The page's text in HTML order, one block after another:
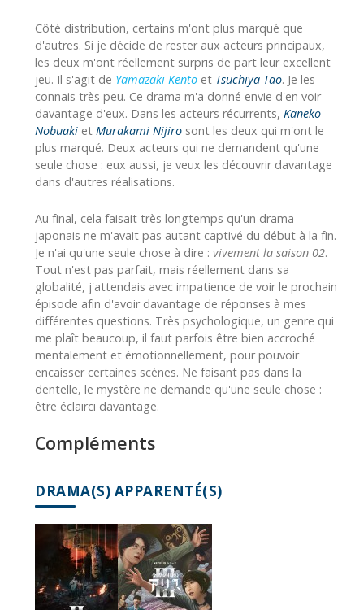
Côté distribution, certains m'ont plus marqué que
d'autres. Si je décide de rester aux acteurs principaux,
les deux m'ont réellement surpris de part leur excellent
jeu. Il s'agit de Yamazaki Kento et Tsuchiya Tao. Je les
connais très peu. Ce drama m'a donné envie d'en voir
davantage d'eux. Dans les acteurs récurrents, Kaneko
Nobuaki et Murakami Nijiro sont les deux qui m'ont le
plus marqué. Deux acteurs qui ne demandent qu'une
seule chose : eux aussi, je veux les découvrir davantage
dans d'autres réalisations.
Au final, cela faisait très longtemps qu'un drama
japonais ne m'avait pas autant captivé du début à la fin.
Je n'ai qu'une seule chose à dire : vivement la saison 02.
Tout n'est pas parfait, mais réellement dans sa
globalité, j'attendais avec impatience de voir le prochain
épisode afin d'avoir davantage de réponses à mes
différentes questions. Très psychologique, un genre qui
me plaît beaucoup, il faut parfois être bien accroché
mentalement et émotionnellement, pour pouvoir
encaisser certaines scènes. Ne faisant pas dans la
dentelle, le mystère ne demande qu'une seule chose :
être éclairci davantage.
Compléments
DRAMA(S) APPARENTÉ(S)